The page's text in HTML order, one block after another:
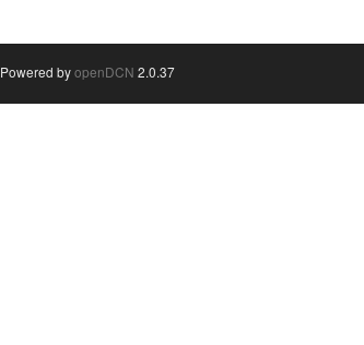
Powered byopenDCN 2.0.37